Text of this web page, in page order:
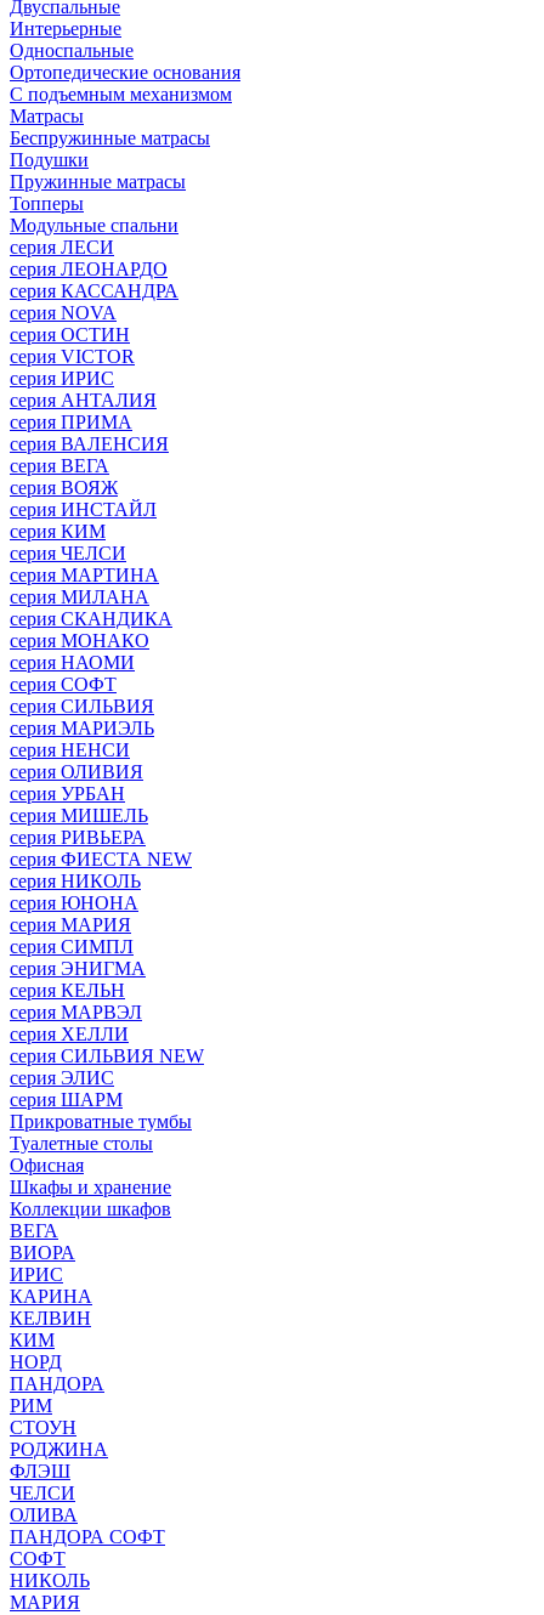
Двуспальные
Интерьерные
Односпальные
Ортопедические основания
С подъемным механизмом
Матрасы
Беспружинные матрасы
Подушки
Пружинные матрасы
Топперы
Модульные спальни
серия ЛЕСИ
серия ЛЕОНАРДО
серия КАССАНДРА
серия NOVA
серия ОСТИН
серия VICTOR
серия ИРИС
серия АНТАЛИЯ
серия ПРИМА
серия ВАЛЕНСИЯ
серия ВЕГА
серия ВОЯЖ
серия ИНСТАЙЛ
серия КИМ
серия ЧЕЛСИ
серия МАРТИНА
серия МИЛАНА
серия СКАНДИКА
серия МОНАКО
серия НАОМИ
серия СОФТ
серия СИЛЬВИЯ
серия МАРИЭЛЬ
серия НЕНСИ
серия ОЛИВИЯ
серия УРБАН
серия МИШЕЛЬ
серия РИВЬЕРА
серия ФИЕСТА NEW
серия НИКОЛЬ
серия ЮНОНА
серия МАРИЯ
серия СИМПЛ
серия ЭНИГМА
серия КЕЛЬН
серия МАРВЭЛ
серия ХЕЛЛИ
серия СИЛЬВИЯ NEW
серия ЭЛИС
серия ШАРМ
Прикроватные тумбы
Туалетные столы
Офисная
Шкафы и хранение
Коллекции шкафов
ВЕГА
ВИОРА
ИРИС
КАРИНА
КЕЛВИН
КИМ
НОРД
ПАНДОРА
РИМ
СТОУН
РОДЖИНА
ФЛЭШ
ЧЕЛСИ
ОЛИВА
ПАНДОРА СОФТ
СОФТ
НИКОЛЬ
МАРИЯ